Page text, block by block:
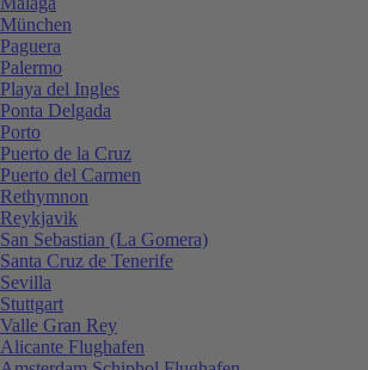
München
Paguera
Palermo
Playa del Ingles
Ponta Delgada
Porto
Puerto de la Cruz
Puerto del Carmen
Rethymnon
Reykjavik
San Sebastian (La Gomera)
Santa Cruz de Tenerife
Sevilla
Stuttgart
Valle Gran Rey
Alicante Flughafen